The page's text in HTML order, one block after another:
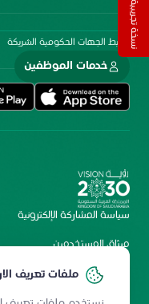
ملفات تعريف
روابط الجهات الحكومية الشريكة
خدمات الموظفين
سياسة المشاركة الإلكترونية
ميثاق المستخدمين
شروط الاستخدام
نسخة تجريبية